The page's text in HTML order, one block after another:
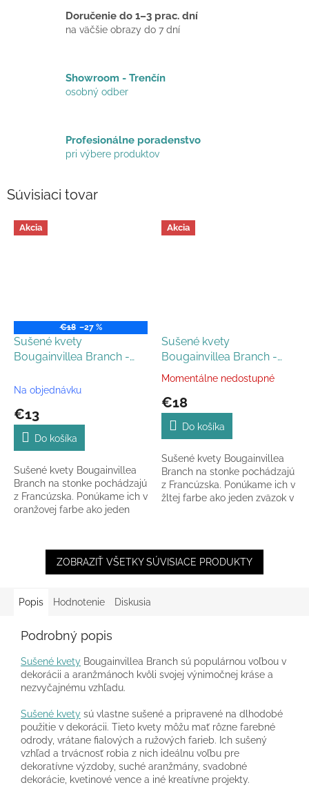
Doručenie do 1–3 prac. dní
na väčšie obrazy do 7 dní
Showroom - Trenčín
osobný odber
Profesionálne poradenstvo
pri výbere produktov
Súvisiaci tovar
Akcia
€18 –27 %
Sušené kvety
Bougainvillea Branch -
Na objednávku
€13
Do košíka
Sušené kvety Bougainvillea
Branch na stonke pochádzajú
z Francúzska. Ponúkame ich v
oranžovej farbe ako jeden
Akcia
Sušené kvety
Bougainvillea Branch -
žltá
Priemerné
produktu
5,0
5
hviezdičiek.
Momentálne nedostupné
€18
Do košíka
Sušené kvety Bougainvillea
Branch na stonke pochádzajú
z Francúzska. Ponúkame ich v
žltej farbe ako jeden zväzok v
ZOBRAZIŤ VŠETKY SÚVISIACE PRODUKTY
Popis Hodnotenie Diskusia
Podrobný popis
Sušené kvety Bougainvillea Branch sú populárnou voľbou v
dekorácii a aranžmánoch kvôli svojej výnimočnej kráse a
nezvyčajnému vzhľadu.
Sušené kvety sú vlastne sušené a pripravené na dlhodobé
použitie v dekorácii. Tieto kvety môžu mať rôzne farebné
odrody, vrátane fialových a ružových farieb. Ich sušený
vzhľad a trvácnosť robia z nich ideálnu voľbu pre
dekoratívne výzdoby, suché aranžmány, svadobné
dekorácie, kvetinové vence a iné kreatívne projekty.